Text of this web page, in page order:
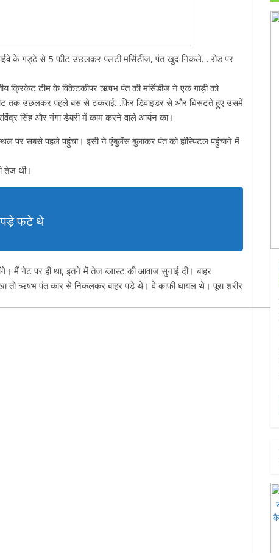
के गड्ढे से 5 फीट उछलकर पलटी मर्सिडीज, पंत खुद निकले… रोड पर
क्रिकेट टीम के विकेटकीपर ऋषभ पंत की मर्सिडीज ने एक गाड़ी को
तक उछलकर पहले बस से टकराई…फिर डिवाइडर से और घिसटते हुए उसमें
सिंह और गंगा डेयरी में काम करने वाले आर्यन का।
पर सबसे पहले पहुंचा। इसी ने एंबुलेंस बुलाकर पंत को हॉस्पिटल पहुंचाने में
तेज थी।
कपड़े फटे थे
मैं गेट पर ही था, इतने में तेज ब्लास्ट की आवाज सुनाई दी। बाहर
तो ऋषभ पंत कार से निकलकर बाहर पड़े थे। वे काफी घायल थे। पूरा शरीर